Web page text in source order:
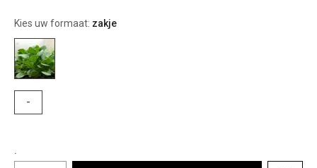
Kies uw formaat: zakje
-
.